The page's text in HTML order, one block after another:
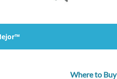
Where to Buy